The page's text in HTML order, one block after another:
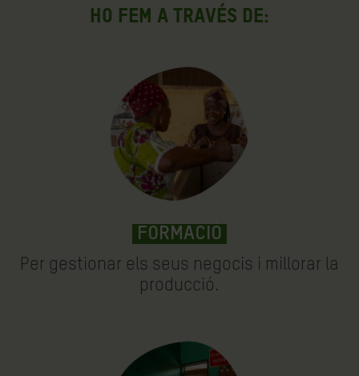
Ho fem a través de:
FORMACIÓ
Per gestionar els seus negocis i millorar la
producció.